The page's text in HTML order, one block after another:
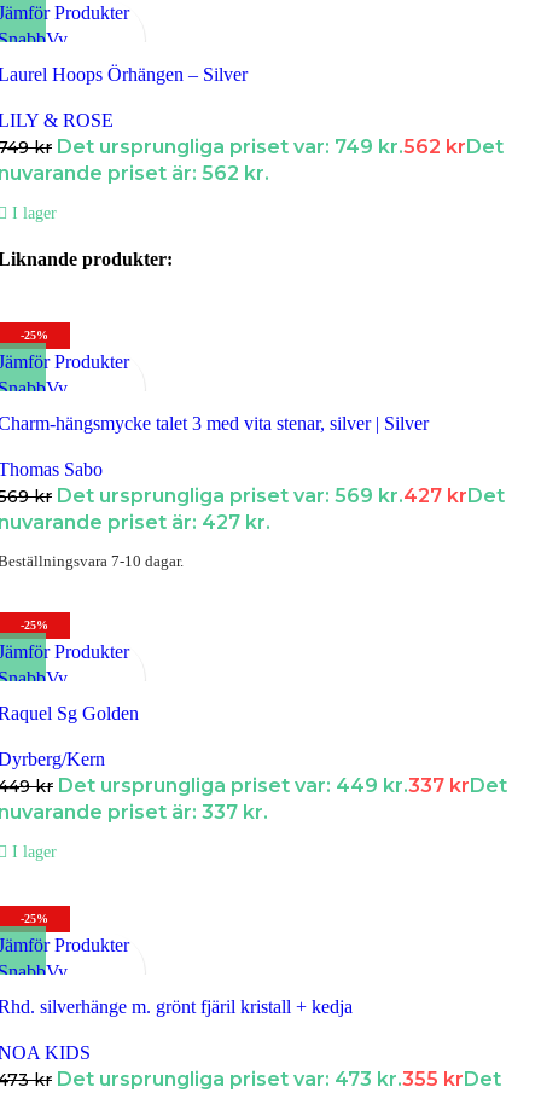
Produkter
till i Favoriter
Hoops Örhängen – Silver
& ROSE
kr Det ursprungliga priset var: 749 kr.562 krDet
priset är: 562 kr.
I lager
produkter:
-25%
Produkter
till i Favoriter
hängsmycke talet 3 med vita stenar, silver | Silver
Sabo
kr Det ursprungliga priset var: 569 kr.427 kr Det
priset är: 427 kr.
7-10 dagar.
-25%
Produkter
till i Favoriter
Sg Golden
Kern
kr Det ursprungliga priset var: 449 kr.337 kr Det
priset är: 337 kr.
I lager
-25%
Produkter
till i Favoriter
silverhänge m. grönt fjäril kristall + kedja
KIDS
kr Det ursprungliga priset var: 473 kr.355 kr Det